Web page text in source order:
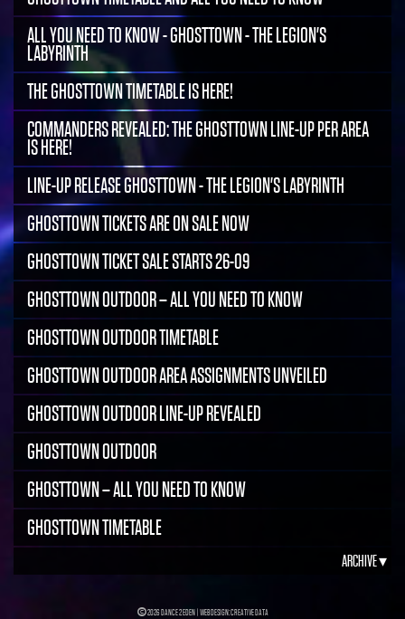
ALL YOU NEED TO KNOW - GHOSTTOWN - THE LEGION'S
LABYRINTH
THE GHOSTTOWN TIMETABLE IS HERE!
COMMANDERS REVEALED: THE GHOSTTOWN LINE-UP PER AREA
IS HERE!
LINE-UP RELEASE GHOSTTOWN - THE LEGION'S LABYRINTH
GHOSTTOWN TICKETS ARE ON SALE NOW
GHOSTTOWN TICKET SALE STARTS 26-09
GHOSTTOWN OUTDOOR – ALL YOU NEED TO KNOW
GHOSTTOWN OUTDOOR TIMETABLE
GHOSTTOWN OUTDOOR AREA ASSIGNMENTS UNVEILED
GHOSTTOWN OUTDOOR LINE-UP REVEALED
GHOSTTOWN OUTDOOR
GHOSTTOWN – ALL YOU NEED TO KNOW
GHOSTTOWN TIMETABLE
ARCHIVE ▾
2026 DANCE 2 EDEN |WEBDESIGN: CREATIVE DATA